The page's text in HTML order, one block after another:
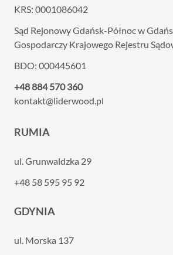
KRS: 0001086042
Sąd Rejonowy Gdańsk-Północ w
Gospodarczy Krajowego Rejestru
BDO: 000445601
+48 884 570 360
kontakt@liderwood.pl
RUMIA
ul. Grunwaldzka 29
+48 58 595 95 92
GDYNIA
ul. Morska 137